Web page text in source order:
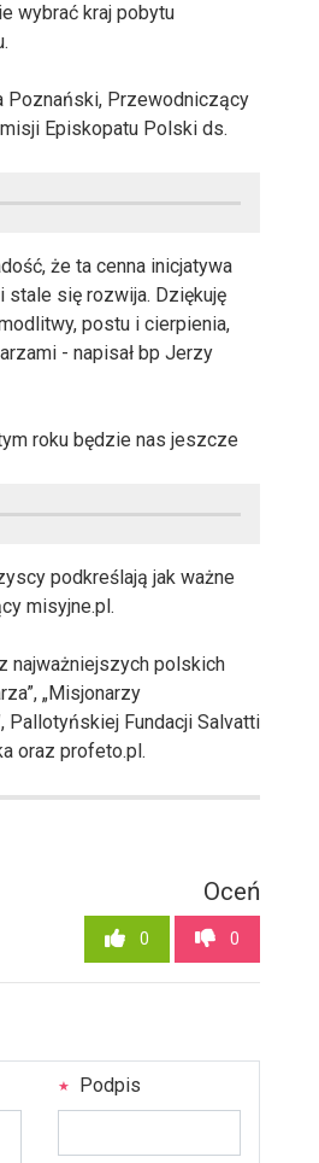
wybrać kraj pobytu
Poznański, Przewodniczący
Episkopatu Polski ds.
że ta cenna inicjatywa
się rozwija. Dziękuję
postu i cierpienia,
- napisał bp Jerzy
roku będzie nas jeszcze
podkreślają jak ważne
misyjne.pl.
najważniejszych polskich
„Misjonarzy
Pallotyńskiej Fundacji Salvatti
oraz profeto.pl.
Oceń
0 0
Podpis